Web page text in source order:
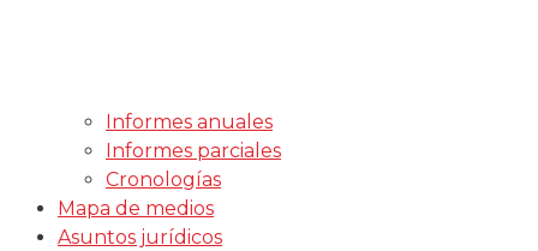
Informes anuales
Informes parciales
Cronologías
Mapa de medios
Asuntos jurídicos